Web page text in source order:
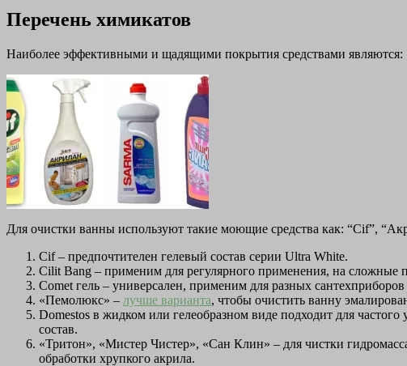
Перечень химикатов
Наиболее эффективными и щадящими покрытия средствами являются:
Для очистки ванны используют такие моющие средства как: “Cif”,
Cif – предпочтителен гелевый состав серии Ultra White.
Cilit Bang – применим для регулярного применения, на сложные
Comet гель – универсален, применим для разных
«Пемолюкс» – лучше варианта, чтобы очистить ванну
Domestos в жидком или гелеобразном виде подходит для
состав.
«Тритон», «Мистер Чистер», «Сан Клин» – для чистки
обработки хрупкого акрила.